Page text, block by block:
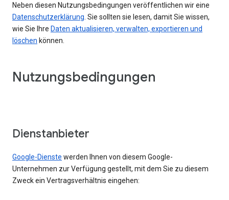
Neben diesen Nutzungsbedingungen veröffentlichen wir eine
Datenschutzerklärung . Sie sollten sie lesen, damit Sie wissen,
wie Sie Ihre Daten aktualisieren, verwalten, exportieren und
löschen können.
Nutzungsbedingungen
Dienstanbieter
Google-Dienste werden Ihnen von diesem Google-
Unternehmen zur Verfügung gestellt, mit dem Sie zu diesem
Zweck ein Vertragsverhältnis eingehen: